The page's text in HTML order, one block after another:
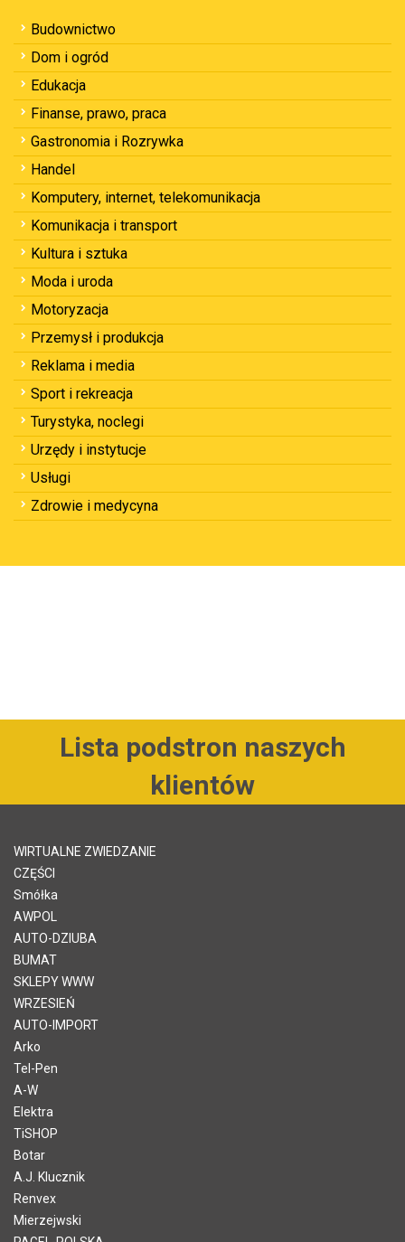
Budownictwo
Dom i ogród
Edukacja
Finanse, prawo, praca
Gastronomia i Rozrywka
Handel
Komputery, internet, telekomunikacja
Komunikacja i transport
Kultura i sztuka
Moda i uroda
Motoryzacja
Przemysł i produkcja
Reklama i media
Sport i rekreacja
Turystyka, noclegi
Urzędy i instytucje
Usługi
Zdrowie i medycyna
Lista podstron naszych
klientów
WIRTUALNE ZWIEDZANIE
CZĘŚCI
Smółka
AWPOL
AUTO-DZIUBA
BUMAT
SKLEPY WWW
WRZESIEŃ
AUTO-IMPORT
Arko
Tel-Pen
A-W
Elektra
TiSHOP
Botar
A.J. Klucznik
Renvex
Mierzejwski